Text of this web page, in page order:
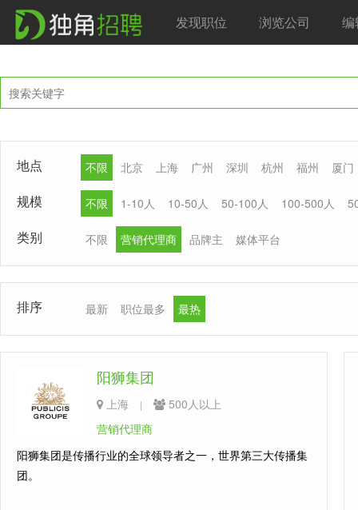
发现职位 浏览公司 编
地点 不限 北京 上海 广州 深圳 杭州 福州 厦门
规模 不限 1-10人 10-50人 50-100人 100-500人
类别 不限 营销代理商 品牌主 媒体平台
排序 最新 职位最多 最热
阳狮集团
上海
|
500人以上
营销代理商
阳狮集团是传播行业的全球领导者之一，世界第三大传播集
团。